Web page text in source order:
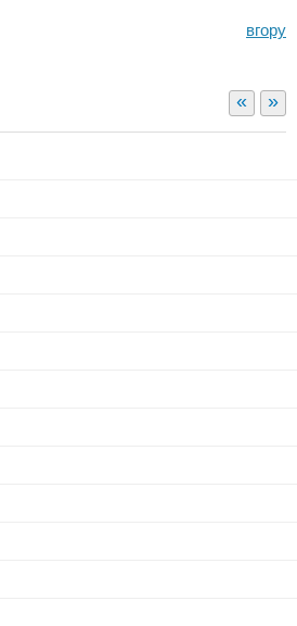
вгору
« »